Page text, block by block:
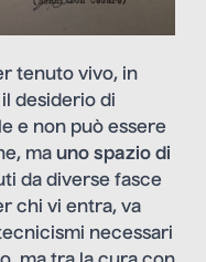
tenuto vivo, in
desiderio di
e non può essere
ma uno spazio di
da diverse fasce
chi vi entra, va
necessari